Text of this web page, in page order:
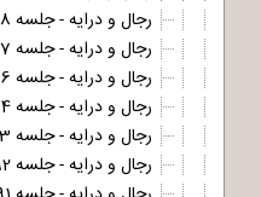
رجال و درایه - جلسه 98
رجال و درایه - جلسه 97
رجال و درایه - جلسه 96
رجال و درایه - جلسه 94 و 95
رجال و درایه - جلسه 93
رجال و درایه - جلسه 92